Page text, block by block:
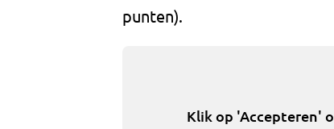
punten).
Klik op 'Accepteren'